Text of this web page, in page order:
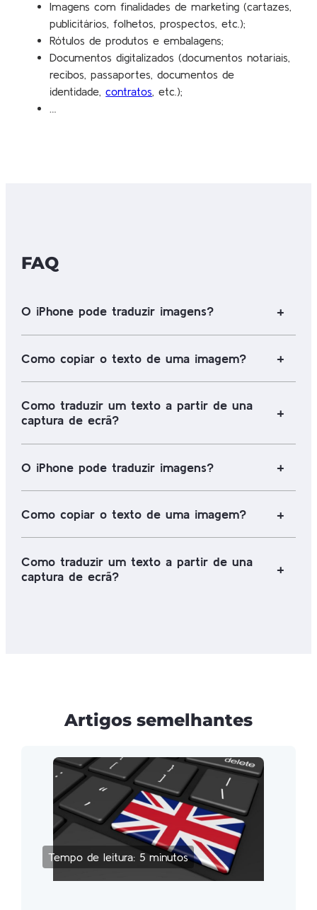
Imagens com finalidades de marketing (cartazes,
publicitários, folhetos, prospectos, etc.);
Rótulos de produtos e embalagens;
Documentos digitalizados (documentos notariais,
recibos, passaportes, documentos de
identidade,contratos , etc.);
…
FAQ
O iPhone pode traduzir imagens?
Como copiar o texto de uma imagem?
Como traduzir um texto a partir de una
captura de ecrã?
O iPhone pode traduzir imagens?
Como copiar o texto de uma imagem?
Como traduzir um texto a partir de una
captura de ecrã?
Artigos semelhantes
Tempo de leitura: 5 minutos